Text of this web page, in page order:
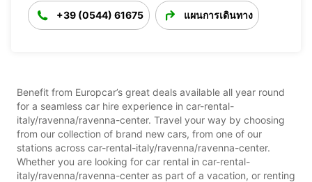
+39 (0544) 61675 แผนการเดินทาง
Benefit from Europcar’s great deals available all year round
for a seamless car hire experience in car-rental-
italy/ravenna/ravenna-center. Travel your way by choosing
from our collection of brand new cars, from one of our
stations across car-rental-italy/ravenna/ravenna-center.
Whether you are looking for car rental in car-rental-
italy/ravenna/ravenna-center as part of a vacation, or renting